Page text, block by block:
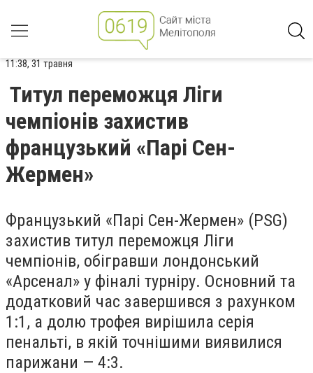
11:38, 31 травня
Титул переможця Ліги
чемпіонів захистив
французький «Парі Сен-
Жермен»
Французький «Парі Сен-Жермен» (PSG)
захистив титул переможця Ліги
чемпіонів, обігравши лондонський
«Арсенал» у фіналі турніру. Основний та
додатковий час завершився з рахунком
1:1, а долю трофея вирішила серія
пенальті, в якій точнішими виявилися
парижани — 4:3.